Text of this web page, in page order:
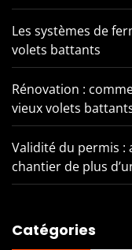
Les systèmes de
volets battants
Rénovation :
vieux volets
Validité du permis
chantier de plus
Catégories